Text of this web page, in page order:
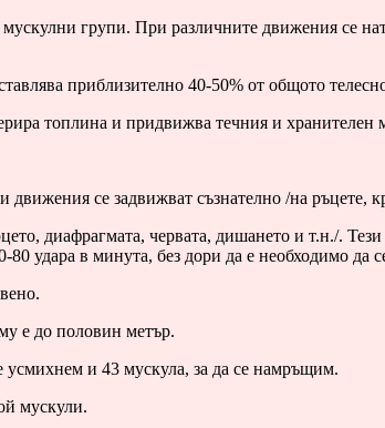
групи. При различните движения се
приблизително 40-50% от общото
топлина и придвижва течния и хранителен
се задвижват съзнателно /на ръцете,
диафрагмата, червата, дишането и т.н./.
удара в минута, без дори да е необходимо да
е до половин метър.
усмихнем и 43 мускула, за да се намръщим.
мускули.